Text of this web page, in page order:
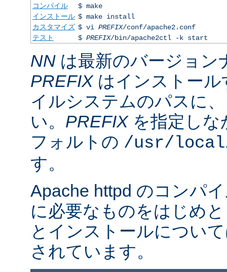
コンパイル
$ make
インストール $ make install
カスタマイズ $ vi PREFIX/conf/apache2.conf
テスト
$ PREFIX/bin/apache2ctl -k start
NN は最新のバージョン
PREFIXはインストール
イルシステムのパスに
い。 PREFIXを指定しな
フォルトの /usr/local/
す。
Apache httpd のコンパ
に必要なものをはじめ
とインストールについ
されています。